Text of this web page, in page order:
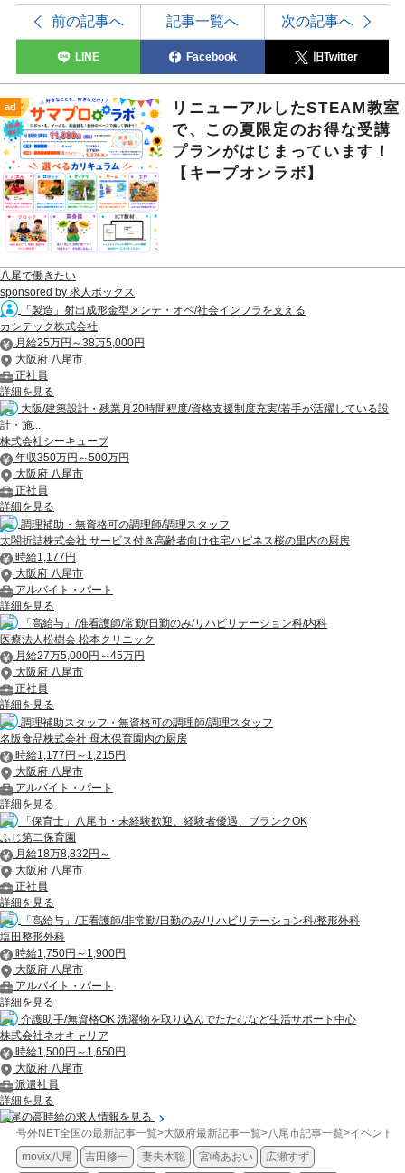
前の記事へ 記事一覧へ 次の記事へ
LINE Facebook 旧Twitter
ad
リニューアルしたSTEAM教室
で、この夏限定のお得な受講
プランがはじまっています！
【キープオンラボ】
八尾で働きたい
sponsored by 求人ボックス
「製造」射出成形金型メンテ・オペ/社会インフラを支える
カシテック株式会社
月給25万円～38万5,000円
大阪府 八尾市
正社員
詳細を見る
大阪/建築設計・残業月20時間程度/資格支援制度充実/若手が活躍している設
計・施...
株式会社シーキューブ
年収350万円～500万円
大阪府 八尾市
正社員
詳細を見る
調理補助・無資格可の調理師/調理スタッフ
太閤折詰株式会社 サービス付き高齢者向け住宅ハピネス桜の里内の厨房
時給1,177円
大阪府 八尾市
アルバイト・パート
詳細を見る
「高給与」/准看護師/常勤/日勤のみ/リハビリテーション科/内科
医療法人松樹会 松本クリニック
月給27万5,000円～45万円
大阪府 八尾市
正社員
詳細を見る
調理補助スタッフ・無資格可の調理師/調理スタッフ
名阪食品株式会社 母木保育園内の厨房
時給1,177円～1,215円
大阪府 八尾市
アルバイト・パート
詳細を見る
「保育士」八尾市・未経験歓迎、経験者優遇、ブランクOK
ふじ第二保育園
月給18万8,832円～
大阪府 八尾市
正社員
詳細を見る
「高給与」/正看護師/非常勤/日勤のみ/リハビリテーション科/整形外科
塩田整形外科
時給1,750円～1,900円
大阪府 八尾市
アルバイト・パート
詳細を見る
介護助手/無資格OK 洗濯物を取り込んでたたむなど生活サポート中心
株式会社ネオキャリア
時給1,500円～1,650円
大阪府 八尾市
派遣社員
詳細を見る
八尾の高時給の求人情報を見る
号外NET全国の最新記事一覧>大阪府最新記事一覧>八尾市記事一覧>イベント
movix八尾
吉田修一 妻夫木聡 宮崎あおい 広瀬すず